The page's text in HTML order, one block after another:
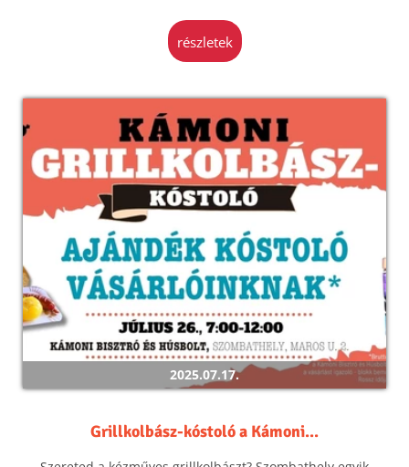
részletek
2025.07.17.
Grillkolbász-kóstoló a Kámoni...